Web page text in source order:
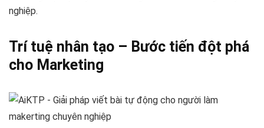
nghiệp.
Trí tuệ nhân tạo – Bước tiến đột phá
cho Marketing